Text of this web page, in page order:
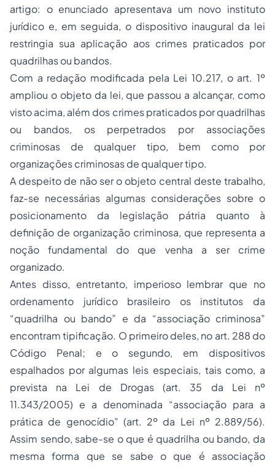
artigo: o enunciado apresentava um novo instituto
jurídico e, em seguida, o dispositivo inaugural da lei
restringia sua aplicação aos crimes praticados por
quadrilhas ou bandos.
Com a redação modificada pela Lei 10.217, o art. 1º
ampliou o objeto da lei, que passou a alcançar, como
visto acima, além dos crimes praticados por quadrilhas
ou bandos, os perpetrados por associações
criminosas de qualquer tipo, bem como por
organizações criminosas de qualquer tipo.
A despeito de não ser o objeto central deste trabalho,
faz-se necessárias algumas considerações sobre o
posicionamento da legislação pátria quanto à
definição de organização criminosa, que representa a
noção fundamental do que venha a ser crime
organizado.
Antes disso, entretanto, imperioso lembrar que no
ordenamento jurídico brasileiro os institutos da
“quadrilha ou bando” e da “associação criminosa”
encontram tipificação. O primeiro deles, no art. 288 do
Código Penal; e o segundo, em dispositivos
espalhados por algumas leis especiais, tais como, a
prevista na Lei de Drogas (art. 35 da Lei nº
11.343/2005) e a denominada “associação para a
prática de genocídio” (art. 2º da Lei nº 2.889/56).
Assim sendo, sabe-se o que é quadrilha ou bando, da
mesma forma que se sabe o que é associação